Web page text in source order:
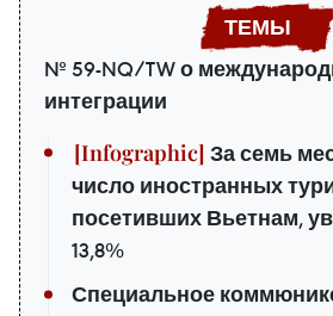
№ 59-NQ/TW о
интеграции
За семь
число иностранных
посетивших Вьетнам,
13,8%
Специальное